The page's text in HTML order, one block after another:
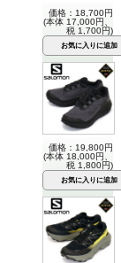
価格：18,700円
(本体 17,000円、
税 1,700円)
価格：19,800円
(本体 18,000円、
税 1,800円)